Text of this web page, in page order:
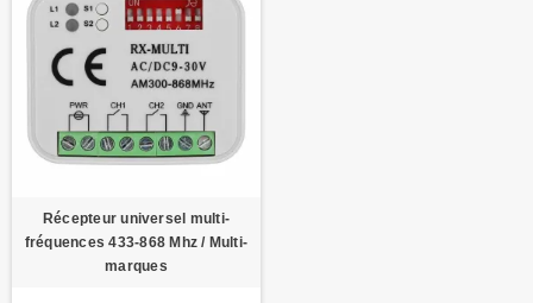
Récepteur universel multi-
fréquences 433-868 Mhz / Multi-
marques